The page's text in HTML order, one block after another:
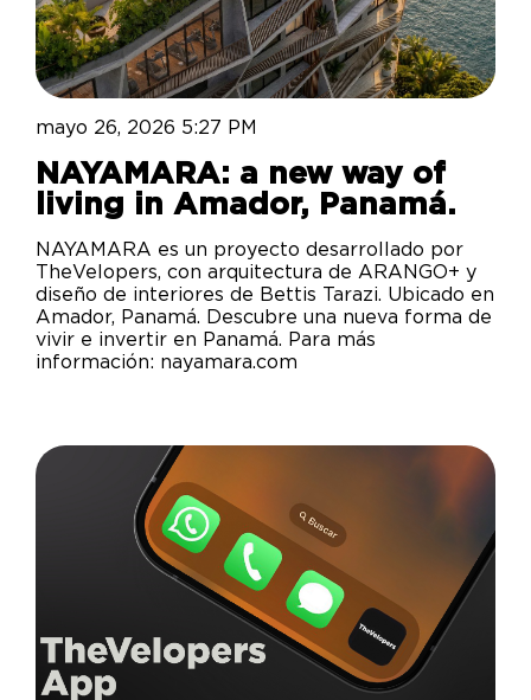
mayo 26, 2026 5:27 PM
NAYAMARA: a new way of
living in Amador, Panamá.
NAYAMARA es un proyecto desarrollado por
TheVelopers, con arquitectura de ARANGO+ y
diseño de interiores de Bettis Tarazi. Ubicado en
Amador, Panamá. Descubre una nueva forma de
vivir e invertir en Panamá. Para más
información: nayamara.com